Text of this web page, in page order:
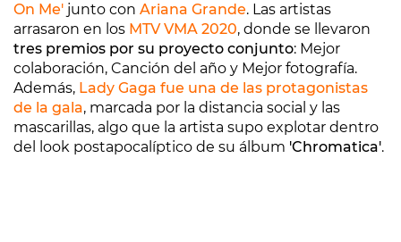
On Me' junto con Ariana Grande. Las artistas
arrasaron en los MTV VMA 2020, donde se llevaron
tres premios por su proyecto conjunto: Mejor
colaboración, Canción del año y Mejor fotografía.
Además, Lady Gaga fue una de las protagonistas
de la gala, marcada por la distancia social y las
mascarillas, algo que la artista supo explotar dentro
del look postapocalíptico de su álbum 'Chromatica'.